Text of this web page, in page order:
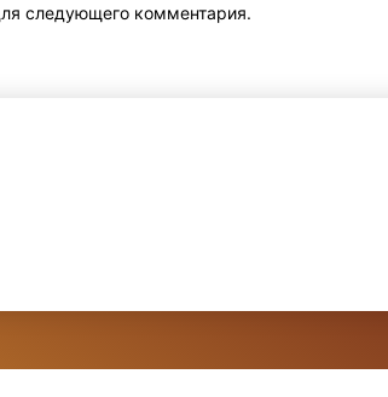
следующего комментария.